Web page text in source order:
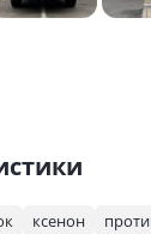
ксенон